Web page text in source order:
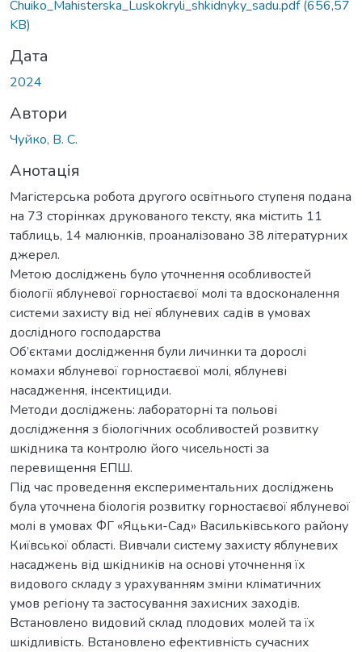
Chuiko_Mahisterska_Luskokryli_shkidnyky_sadu.pdf(656,57
KB)
Дата
2024
Автори
Чуйко, В. С.
Анотація
Магістерська робота другого освітнього ступеня подана
на 73 сторінках друкованого тексту, яка містить 11
таблиць, 14 малюнків, проаналізовано 38 літературних
джерел.
Метою досліджень було уточнення особливостей
біології яблуневої горностаєвої молі та вдосконалення
системи захисту від неї яблуневих садів в умовах
дослідного господарства
Об’єктами дослідження були личинки та дорослі
комахи яблуневої горностаєвої молі, яблуневі
насадження, інсектициди.
Методи досліджень: лабораторні та польові
дослідження з біологічних особливостей розвитку
шкідника та контролю його чисельності за
перевищення ЕПШ.
Під час проведення експериментальних досліджень
була уточнена біологія розвитку горностаєвої яблуневої
молі в умовах ФГ «Яцьки-Сад» Васильківського району
Київської області. Вивчали систему захисту яблуневих
насаджень від шкідників на основі уточнення їх
видового складу з урахуванням зміни кліматичних
умов регіону та застосування захисних заходів.
Встановлено видовий склад плодових молей та їх
шкідливість. Встановлено ефективність сучасних